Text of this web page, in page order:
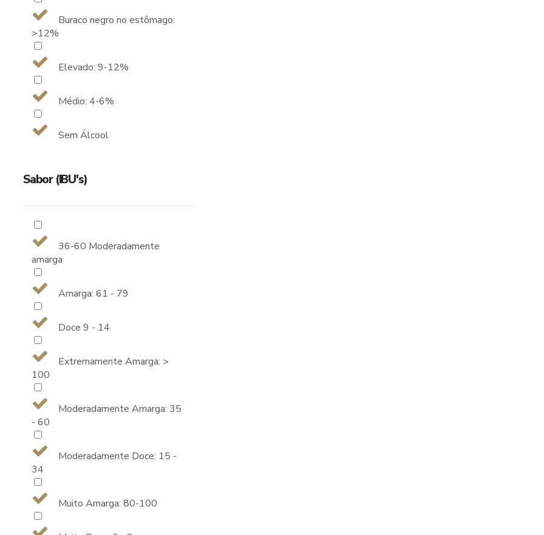
Buraco negro no estômago:
>12%
Elevado: 9-12%
Médio: 4-6%
Sem Álcool
Sabor (IBU's)
36-60 Moderadamente
amarga
Amarga: 61 - 79
Doce 9 - 14
Extremamente Amarga: >
100
Moderadamente Amarga: 35
- 60
Moderadamente Doce: 15 -
34
Muito Amarga: 80-100